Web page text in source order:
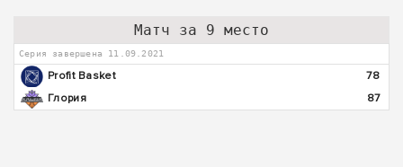
Матч за 9 место
Серия завершена 11.09.2021
Profit Basket
78
Глория
87